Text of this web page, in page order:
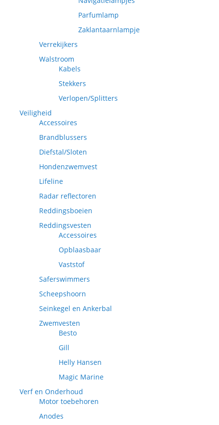
Parfumlamp
Zaklantaarnlampje
Verrekijkers
Walstroom
Kabels
Stekkers
Verlopen/Splitters
Veiligheid
Accessoires
Brandblussers
Diefstal/Sloten
Hondenzwemvest
Lifeline
Radar reflectoren
Reddingsboeien
Reddingsvesten
Accessoires
Opblaasbaar
Vaststof
Saferswimmers
Scheepshoorn
Seinkegel en Ankerbal
Zwemvesten
Besto
Gill
Helly Hansen
Magic Marine
Verf en Onderhoud
Motor toebehoren
Anodes